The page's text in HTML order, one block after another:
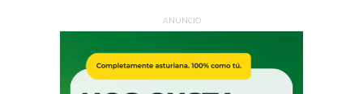
ANUNCIO